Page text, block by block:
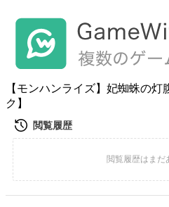
【モンハンライズ】妃蜘蛛の
ク】